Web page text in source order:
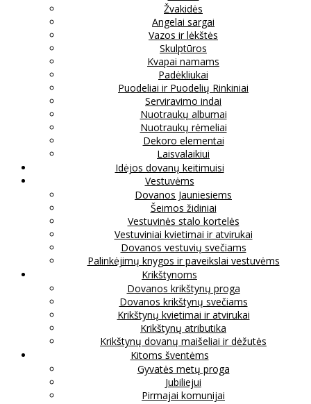
Žvakidės
Angelai sargai
Vazos ir lėkštės
Skulptūros
Kvapai namams
Padėkliukai
Puodeliai ir Puodelių Rinkiniai
Serviravimo indai
Nuotraukų albumai
Nuotraukų rėmeliai
Dekoro elementai
Laisvalaikiui
Idėjos dovanų keitimuisi
Vestuvėms
Dovanos Jauniesiems
Šeimos židiniai
Vestuvinės stalo kortelės
Vestuviniai kvietimai ir atvirukai
Dovanos vestuvių svečiams
Palinkėjimų knygos ir paveikslai vestuvėms
Krikštynoms
Dovanos krikštynų proga
Dovanos krikštynų svečiams
Krikštynų kvietimai ir atvirukai
Krikštynų atributika
Krikštynų dovanų maišeliai ir dėžutės
Kitoms šventėms
Gyvatės metų proga
Jubiliejui
Pirmajai komunijai